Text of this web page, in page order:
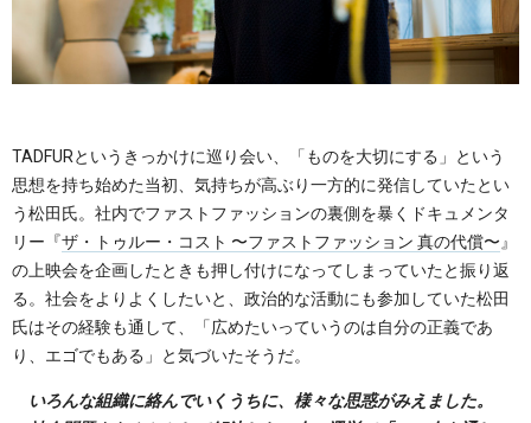
TADFURというきっかけに巡り会い、「ものを大切にする」という
思想を持ち始めた当初、気持ちが高ぶり一方的に発信していたとい
う松田氏。社内でファストファッションの裏側を暴くドキュメンタ
リー『ザ・トゥルー・コスト 〜ファストファッション 真の代償〜』
の上映会を企画したときも押し付けになってしまっていたと振り返
る。社会をよりよくしたいと、政治的な活動にも参加していた松田
氏はその経験も通して、「広めたいっていうのは自分の正義であ
り、エゴでもある」と気づいたそうだ。
いろんな組織に絡んでいくうちに、様々な思惑がみえました。